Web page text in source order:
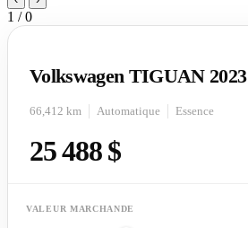
1 / 0
Volkswagen TIGUAN 2023
66,412 km Automatique Essence
25 488 $
VALEUR MARCHANDE